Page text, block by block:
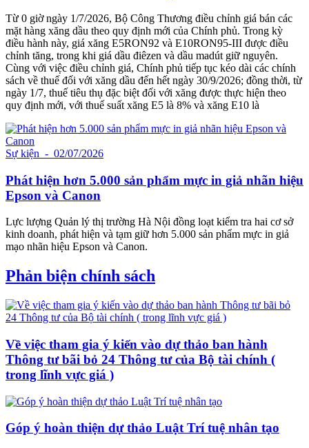
Từ 0 giờ ngày 1/7/2026, Bộ Công Thương điều chỉnh giá bán các
mặt hàng xăng dầu theo quy định mới của Chính phủ. Trong kỳ
điều hành này, giá xăng E5RON92 và E10RON95-III được điều
chỉnh tăng, trong khi giá dầu điêzen và dầu madút giữ nguyên.
Cùng với việc điều chỉnh giá, Chính phủ tiếp tục kéo dài các chính
sách về thuế đối với xăng dầu đến hết ngày 30/9/2026; đồng thời, từ
ngày 1/7, thuế tiêu thụ đặc biệt đối với xăng được thực hiện theo
quy định mới, với thuế suất xăng E5 là 8% và xăng E10 là
Sự kiện - 02/07/2026
Phát hiện hơn 5.000 sản phẩm mực in giả nhãn hiệu
Epson và Canon
Lực lượng Quản lý thị trường Hà Nội đồng loạt kiểm tra hai cơ sở
kinh doanh, phát hiện và tạm giữ hơn 5.000 sản phẩm mực in giả
mạo nhãn hiệu Epson và Canon.
Phản biện chính sách
Về việc tham gia ý kiến vào dự thảo ban hành
Thông tư bãi bỏ 24 Thông tư của Bộ tài chính (
trong lĩnh vực giá )
Góp ý hoàn thiện dự thảo Luật Trí tuệ nhân tạo